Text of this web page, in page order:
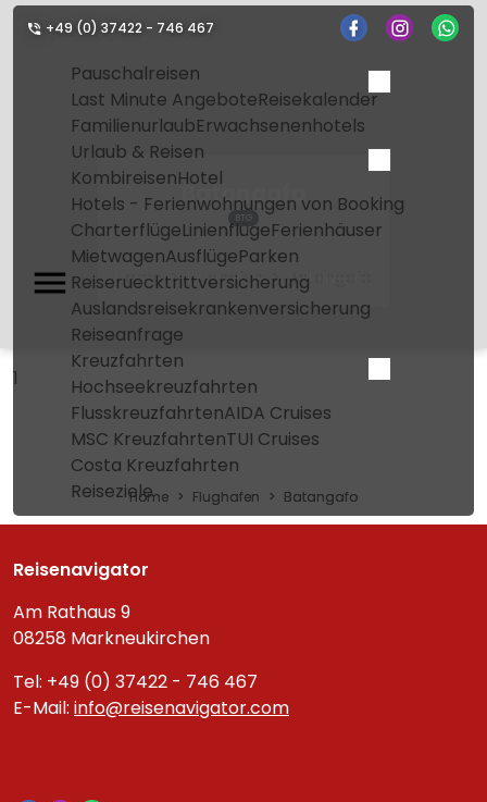
+49 (0) 37422 - 746 467
Pauschalreisen
Last Minute AngeboteReisekalender
FamilienurlaubErwachsenenhotels
Urlaub & Reisen
KombireisenHotel
Hotels - Ferienwohnungen von Booking
CharterflügeLinienflügeFerienhäuser
MietwagenAusflügeParken
Reiseruecktrittversicherung
Auslandsreisekrankenversicherung
Reiseanfrage
Kreuzfahrten
Hochseekreuzfahrten
FlusskreuzfahrtenAIDA Cruises
MSC KreuzfahrtenTUI Cruises
Costa Kreuzfahrten
Reiseziele
Batangafo
BTG
Home Flughafen Batangafo
1
Home Flughafen Batangafo
Reisenavigator
Am Rathaus 9
08258 Markneukirchen
Tel: +49 (0) 37422 - 746 467
E-Mail: info@reisenavigator.com